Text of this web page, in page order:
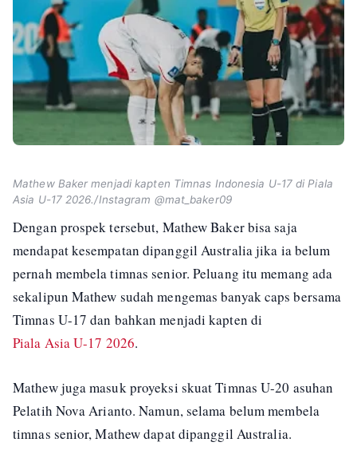
Mathew Baker menjadi kapten Timnas Indonesia U-17 di Piala
Asia U-17 2026./Instagram @mat_baker09
Dengan prospek tersebut, Mathew Baker bisa saja
mendapat kesempatan dipanggil Australia jika ia belum
pernah membela timnas senior. Peluang itu memang ada
sekalipun Mathew sudah mengemas banyak caps bersama
Timnas U-17 dan bahkan menjadi kapten di
Piala Asia U-17 2026.
Mathew juga masuk proyeksi skuat Timnas U-20 asuhan
Pelatih Nova Arianto. Namun, selama belum membela
timnas senior, Mathew dapat dipanggil Australia.